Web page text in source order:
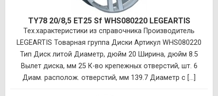
TY78 20/8,5 ET25 Sf WHS080220 LEGEARTIS
Тех.характеристики из справочника Производитель
LEGEARTIS Товарная группа Диски Артикул WHS080220
Тип Диск литой Диаметр, дюйм 20 Ширина, дюйм 8.5
Вылет диска, мм 25 К-во крепежных отверстий, шт. 6
Диам. располож. отверстий, мм 139.7 Диаметр с [...]